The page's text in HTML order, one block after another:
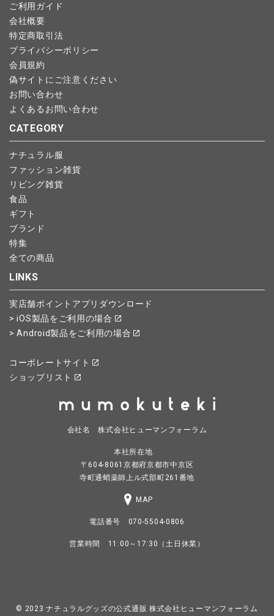
かじめご了承ください。
ご利用ガイド
会社概要
特定商取引法
プライバシーポリシー
会員規約
偽サイトにご注意ください
お問い合わせ
よくあるお問い合わせ
CATEGORY
ナチュラル服
ファッション雑貨
リビング雑貨
食品
ギフト
ブランド
特集
全ての商品
LINKS
実店舗ポイントアプリダウンロード
> iOS製品をご利用の場合
> Android製品をご利用の場合
コーポレートサイト
ショップリスト
会社名 株式会社ヒューマンフォーラム
本社所在地
〒604-8061京都府京都市中京区
寺町通蛸薬師上ル式部町261番地
MAP
電話番号 070-5504-0806
営業時間 11:00～17:30（土日休業）
© 2023ナチュラルグッズの公式通販 株式会社ヒューマンフォーラム